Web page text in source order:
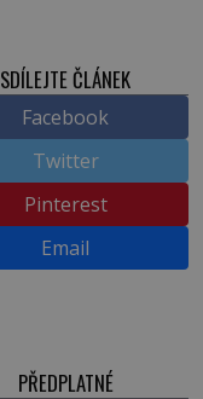
SDÍLEJTE ČLÁNEK
Facebook
Twitter
Pinterest
Email
PŘEDPLATNÉ